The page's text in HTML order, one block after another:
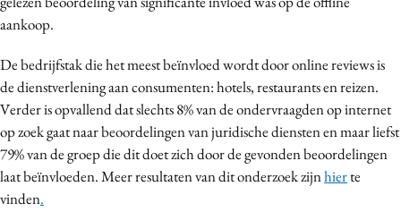
Gedragsverandering
Influencer marketing
Interne communicatie
Martech
Media
Merkstrategie
PR
Programmatic
aankoop.
De bedrijfstak die het meest beïnvloed wordt door online reviews is
de dienstverlening aan consumenten: hotels, restaurants en reizen.
Verder is opvallend dat slechts 8% van de ondervraagden op internet
op zoek gaat naar beoordelingen van juridische diensten en maar liefst
79% van de groep die dit doet zich door de gevonden beoordelingen
laat beïnvloeden. Meer resultaten van dit onderzoek zijnhierte
vinden.